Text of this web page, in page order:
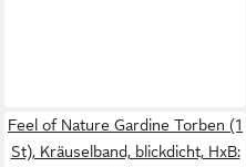
Feel of Nature Gardine Torben (1
St), Kräuselband, blickdicht, HxB: